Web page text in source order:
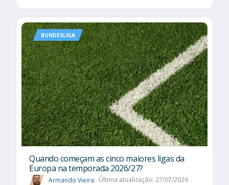
BUNDESLIGA
Quando começam as cinco maiores ligas da
Europa na temporada 2026/27?
Armando Vieira Última atualização: 27/07/2026